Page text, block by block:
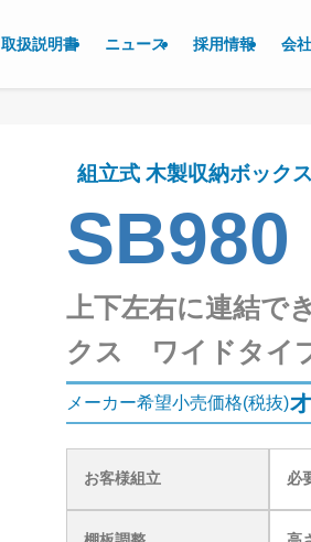
取扱説明書 ニュース 採用情報 会
組立式 木製収納ボッ
SB980
上下左右に連結で
クス ワイドタイ
メーカー希望小売価格(税抜)
お客様組立 必